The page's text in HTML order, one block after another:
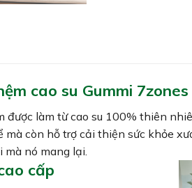
cao su Gummi 7zones
được làm từ cao su 100% thiên
mà còn hỗ trợ cải thiện sức khỏe
nó mang lại.
cấp